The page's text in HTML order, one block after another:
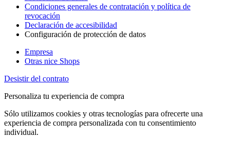
Condiciones generales de contratación y política de
revocación
Declaración de accesibilidad
Configuración de protección de datos
Empresa
Otras nice Shops
Desistir del contrato
Personaliza tu experiencia de compra
Sólo utilizamos cookies y otras tecnologías para ofrecerte una
experiencia de compra personalizada con tu consentimiento
individual.